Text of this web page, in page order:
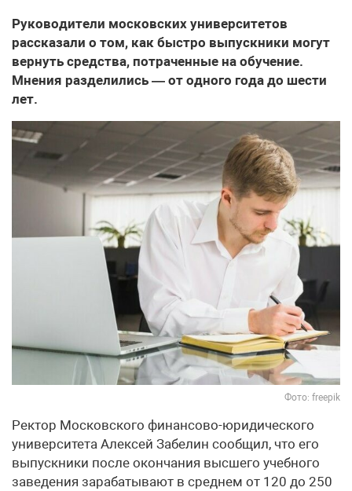
Руководители московских университетов
рассказали о том, как быстро выпускники могут
вернуть средства, потраченные на обучение.
Мнения разделились — от одного года до шести
лет.
Фото: freepik
Ректор Московского финансово-юридического
университета Алексей Забелин сообщил, что его
выпускники после окончания высшего учебного
заведения зарабатывают в среднем от 120 до 250